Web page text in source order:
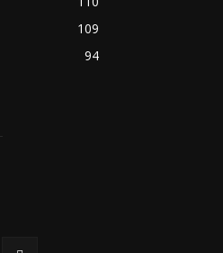
109
94